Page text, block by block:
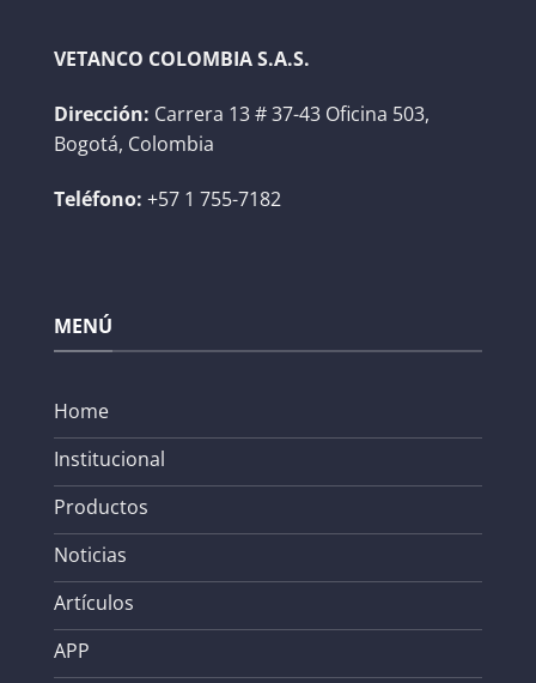
VETANCO COLOMBIA S.A.S.
Dirección: Carrera 13 # 37-43 Oficina 503,
Bogotá, Colombia
Teléfono: +57 1 755-7182
MENÚ
Home
Institucional
Productos
Noticias
Artículos
APP